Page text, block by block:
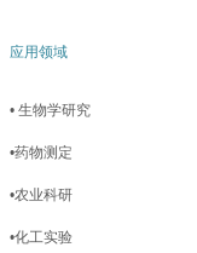
应用领域
• 生物学研究
•药物测定
•农业科研
•化工实验